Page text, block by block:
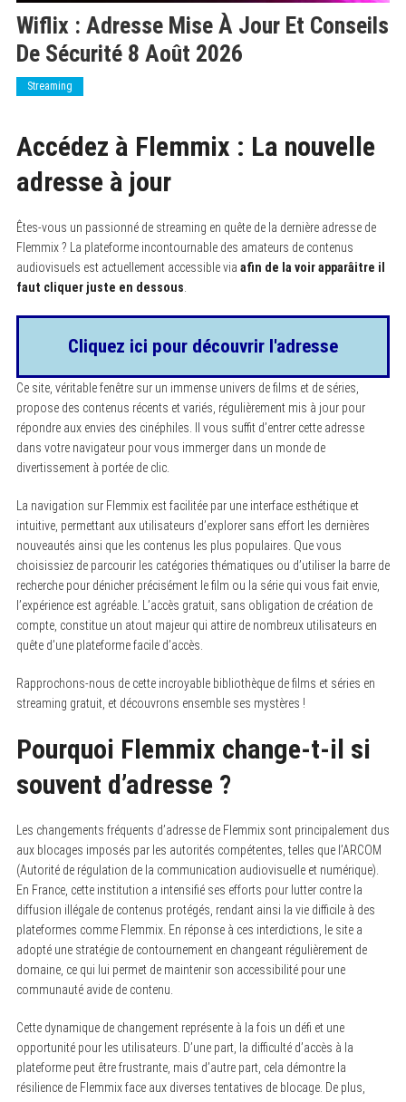
Wiflix : Adresse Mise À Jour Et Conseils
De Sécurité 8 Août 2026
Streaming
Accédez à Flemmix : La nouvelle
adresse à jour
Êtes-vous un passionné de streaming en quête de la dernière adresse de
Flemmix ? La plateforme incontournable des amateurs de contenus
audiovisuels est actuellement accessible via afin de la voir apparâitre il
faut cliquer juste en dessous
Cliquez ici pour découvrir l'adresse
Ce site, véritable fenêtre sur un immense univers de films et de séries,
propose des contenus récents et variés, régulièrement mis à jour pour
répondre aux envies des cinéphiles. Il vous suffit d’entrer cette adresse
dans votre navigateur pour vous immerger dans un monde de
divertissement à portée de clic.
La navigation sur Flemmix est facilitée par une interface esthétique et
intuitive, permettant aux utilisateurs d’explorer sans effort les dernières
nouveautés ainsi que les contenus les plus populaires. Que vous
choisissiez de parcourir les catégories thématiques ou d’utiliser la barre de
recherche pour dénicher précisément le film ou la série qui vous fait envie,
l’expérience est agréable. L’accès gratuit, sans obligation de création de
compte, constitue un atout majeur qui attire de nombreux utilisateurs en
quête d’une plateforme facile d’accès.
Rapprochons-nous de cette incroyable bibliothèque de films et séries en
streaming gratuit, et découvrons ensemble ses mystères !
Pourquoi Flemmix change-t-il si
souvent d’adresse ?
Les changements fréquents d’adresse de Flemmix sont principalement dus
aux blocages imposés par les autorités compétentes, telles que l’ARCOM
(Autorité de régulation de la communication audiovisuelle et numérique).
En France, cette institution a intensifié ses efforts pour lutter contre la
diffusion illégale de contenus protégés, rendant ainsi la vie difficile à des
plateformes comme Flemmix. En réponse à ces interdictions, le site a
adopté une stratégie de contournement en changeant régulièrement de
domaine, ce qui lui permet de maintenir son accessibilité pour une
communauté avide de contenu.
Cette dynamique de changement représente à la fois un défi et une
opportunité pour les utilisateurs. D’une part, la difficulté d’accès à la
plateforme peut être frustrante, mais d’autre part, cela démontre la
résilience de Flemmix face aux diverses tentatives de blocage. De plus,